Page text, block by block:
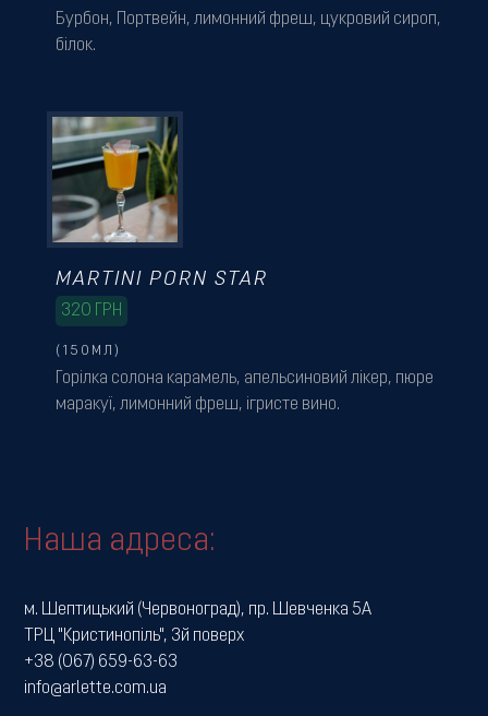
Бурбон, Портвейн, лимонний фреш, цукровий сироп,
білок.
Горілка солона карамель, апельсиновий лікер, пюре
маракуї, лимонний фреш, ігристе вино.
(150МЛ)
MARTINI PORN STAR
320 ГРН
Наша адреса:
м. Шептицький (Червоноград), пр. Шевченка 5А
ТРЦ "Кристинопіль", 3й поверх
+38 (067) 659-63-63
info@arlette.com.ua